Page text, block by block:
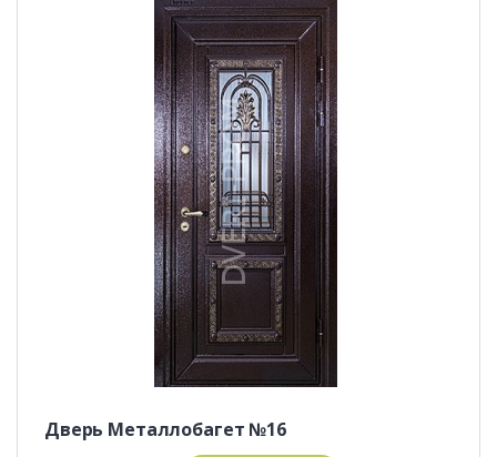
Дверь Металлобагет №16